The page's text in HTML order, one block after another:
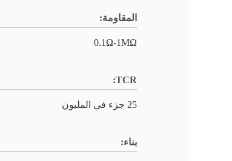
المقاومة:
0.1Ω-1MΩ
TCR:
25 جزء في المليون
بناء: